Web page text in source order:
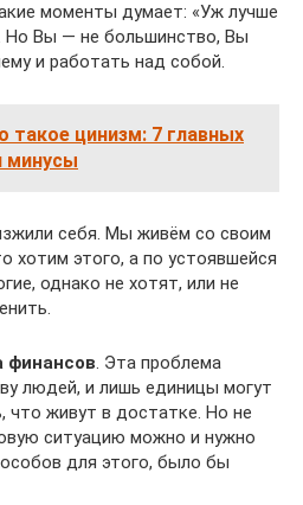
моменты думает: «Уж лучше
Но Вы — не большинство, Вы
и работать над собой.
такое цинизм: 7 главных
минусы
себя. Мы живём со своим
хотим этого, а по устоявшейся
однако не хотят, или не
финансов. Эта проблема
людей, и лишь единицы могут
что живут в достатке. Но не
ситуацию можно и нужно
для этого, было бы